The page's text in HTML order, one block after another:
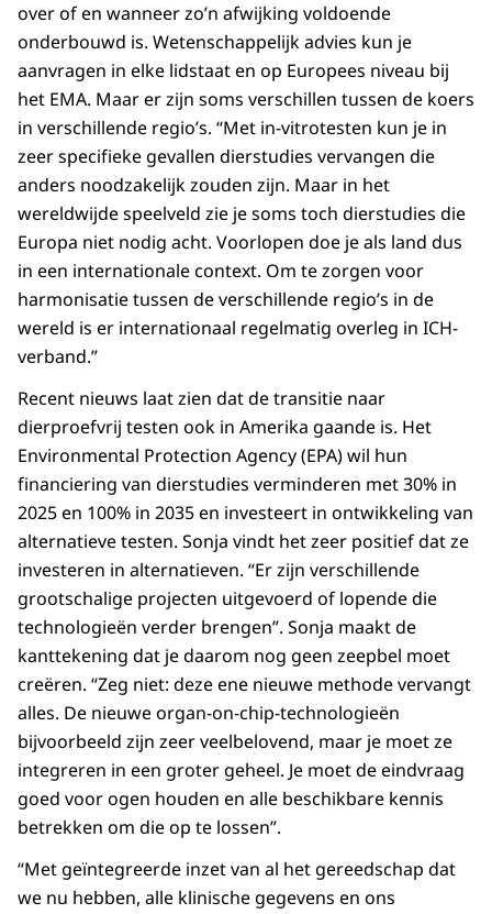
over of en wanneer zo’n afwijking voldoende
onderbouwd is. Wetenschappelijk advies kun je
aanvragen in elke lidstaat en op Europees niveau bij
het EMA. Maar er zijn soms verschillen tussen de koers
in verschillende regio’s. “Met in-vitrotesten kun je in
zeer specifieke gevallen dierstudies vervangen die
anders noodzakelijk zouden zijn. Maar in het
wereldwijde speelveld zie je soms toch dierstudies die
Europa niet nodig acht. Voorlopen doe je als land dus
in een internationale context. Om te zorgen voor
harmonisatie tussen de verschillende regio’s in de
wereld is er internationaal regelmatig overleg in ICH-
verband.”
Recent nieuws laat zien dat de transitie naar
dierproefvrij testen ook in Amerika gaande is. Het
Environmental Protection Agency (EPA) wil hun
financiering van dierstudies verminderen met 30% in
2025 en 100% in 2035 en investeert in ontwikkeling van
alternatieve testen. Sonja vindt het zeer positief dat ze
investeren in alternatieven. “Er zijn verschillende
grootschalige projecten uitgevoerd of lopende die
technologieën verder brengen”. Sonja maakt de
kanttekening dat je daarom nog geen zeepbel moet
creëren. “Zeg niet: deze ene nieuwe methode vervangt
alles. De nieuwe organ-on-chip-technologieën
bijvoorbeeld zijn zeer veelbelovend, maar je moet ze
integreren in een groter geheel. Je moet de eindvraag
goed voor ogen houden en alle beschikbare kennis
betrekken om die op te lossen”.
“Met geïntegreerde inzet van al het gereedschap dat
we nu hebben, alle klinische gegevens en ons